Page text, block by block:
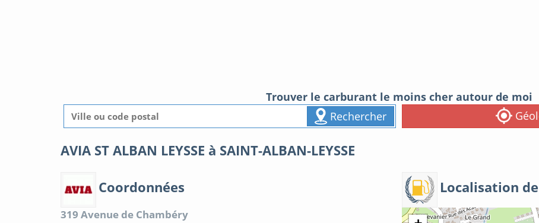
Trouver le carburant le moins cher autour de moi
Rechercher
AVIA ST ALBAN LEYSSE à SAINT-ALBAN-LEYSSE
Coordonnées
319 Avenue de Chambéry
Localisation